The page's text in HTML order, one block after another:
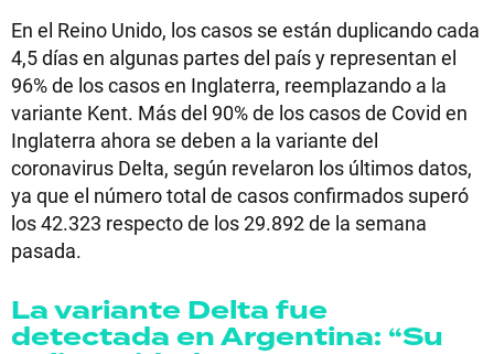
En el Reino Unido, los casos se están duplicando cada
4,5 días en algunas partes del país y representan el
96% de los casos en Inglaterra, reemplazando a la
variante Kent. Más del 90% de los casos de Covid en
Inglaterra ahora se deben a la variante del
coronavirus Delta, según revelaron los últimos datos,
ya que el número total de casos confirmados superó
los 42.323 respecto de los 29.892 de la semana
pasada.
La variante Delta fue
detectada en Argentina: “Su